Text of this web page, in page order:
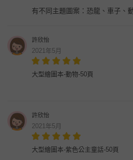
有不同主題圖案：恐龍、車子、
許欣怡
2021年5月
大型繪圖本-動物-50頁
許欣怡
2021年5月
大型繪圖本-紫色公主童話-50頁